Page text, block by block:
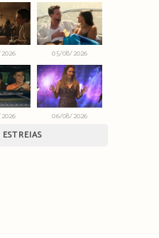
05/08/2026
06/08/2026